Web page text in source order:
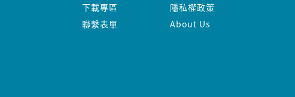
下載專區
聯繫表單
隱私權政策
About Us